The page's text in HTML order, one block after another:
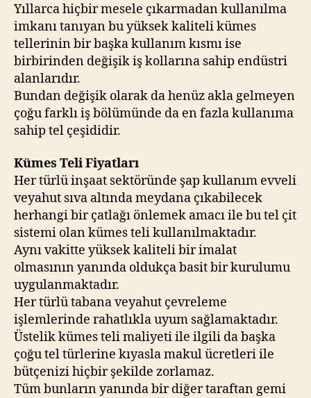
Yıllarca hiçbir mesele çıkarmadan kullanılma
imkanı tanıyan bu yüksek kaliteli kümes
tellerinin bir başka kullanım kısmı ise
birbirinden değişik iş kollarına sahip endüstri
alanlarıdır.
Bundan değişik olarak da henüz akla gelmeyen
çoğu farklı iş bölümünde da en fazla kullanıma
sahip tel çeşididir.
Kümes Teli Fiyatları
Her türlü inşaat sektöründe şap kullanım evveli
veyahut sıva altında meydana çıkabilecek
herhangi bir çatlağı önlemek amacı ile bu tel çit
sistemi olan kümes teli kullanılmaktadır.
Aynı vakitte yüksek kaliteli bir imalat
olmasının yanında oldukça basit bir kurulumu
uygulanmaktadır.
Her türlü tabana veyahut çevreleme
işlemlerinde rahatlıkla uyum sağlamaktadır.
Üstelik kümes teli maliyeti ile ilgili da başka
çoğu tel türlerine kıyasla makul ücretleri ile
bütçenizi hiçbir şekilde zorlamaz.
Tüm bunların yanında bir diğer taraftan gemi